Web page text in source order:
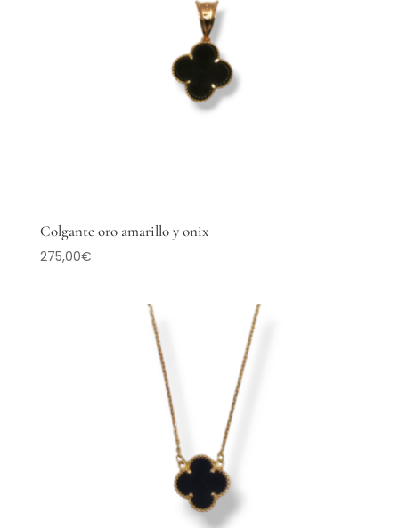
Colgante oro amarillo y onix
275,00€